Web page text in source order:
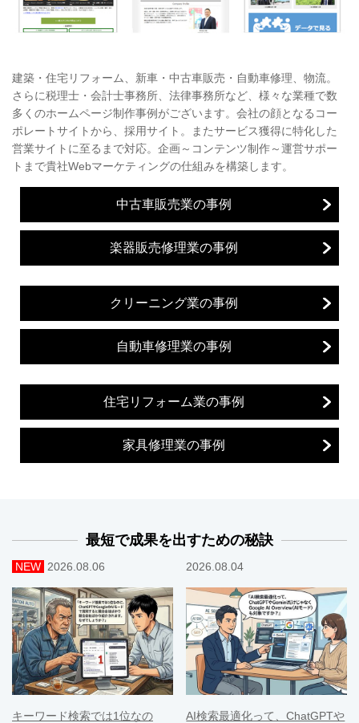
建築・住宅リフォーム、新車・中古車販売・自動車修理、物流。
さらに税理士・会計士事務所、法律事務所など、様々な業種で数
多くのホームページ制作事例がございます。会社の顔となるコー
ポレートサイトから、採用サイト。またサービス獲得に特化した
営業サイトに至るまで対応。企画～コンテンツ制作～運営サポー
トまで貴社Webマーケティングの仕組みを構築します。
中古車販売業の事例
楽器販売修理業の事例
クリーニング業の事例
自動車修理業の事例
住宅リフォーム業の事例
家具修理業の事例
最短で成果を出すための秘訣
NEW 2026.08.06
キーワード検索では1位なの
2026.08.04
AI検索最適化って、ChatGPTや